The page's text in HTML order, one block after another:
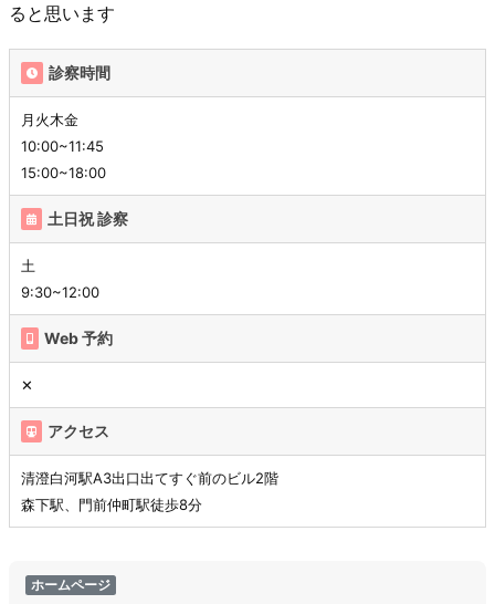
ると思います
診察時間
月火木金
10:00~11:45
15:00~18:00
土日祝 診察
土
9:30~12:00
Web 予約
✕
アクセス
清澄白河駅A3出口出てすぐ前のビル2階
森下駅、門前仲町駅徒歩8分
ホームページ